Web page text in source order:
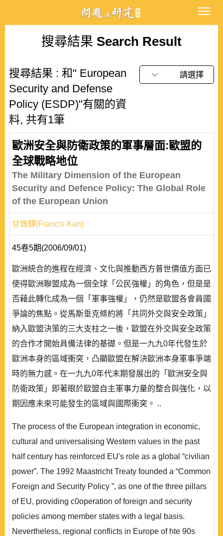
搜尋結果 Search Result
搜尋結果 : 和" European
Security and Defense
Policy (ESDP)"有關的資
料, 共有1筆
請選擇
歐洲安全與防衛政策的軍事層面:歐盟的
全球戰略地位
The Military Dimension of the European
Security and Defence Policy: The Global Role
of the European Union
甘逸驊(Francis Kan)
45卷5期(2006/09/01)
歐洲統合的進程在經濟、文化與推動西方普世價值方面已
使得歐洲聯盟成為一個全球「公民強權」的角色，但是是
否藉此轉化成為一個「軍事強權」，仍然是歐盟各會員國
爭論的焦點。從馬斯垂克條約將「共同外交與安全政策」
納入歐盟決策的三大支柱之一後，歐盟在外交與安全政策
的合作才開始具備法律的基礎。但是一九九0年代發生於
歐洲本身的區域衝突，凸顯歐盟在解決歐洲本身軍事爭端
時的無力感。在一九九0年代末期發展出的「歐洲安全與
防衛政策」即著眼於歐盟自主軍事力量的整合與強化，以
期因應未來可能發生的區域與國際衝突。 ..
The process of the European integration in economic,
cultural and universalising Western values in the past
half century has reinforced EU's role as a global “civilian
power”. The 1992 Maastricht Treaty founded a “Common
Foreign and Security Policy ”, as one of the three pillars
of EU, providing c0operation of foreign and security
policies among member states with a legal basis.
Nevertheless, regional conflicts in Europe of hte 90s